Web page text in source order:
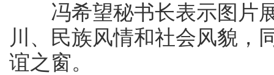
冯希望秘书长表示图片展
川、民族风情和社会风貌，
谊之窗。